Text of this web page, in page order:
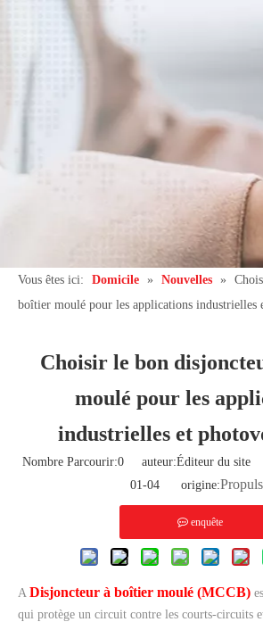
Vous êtes ici: Domicile » Nouvelles »
boîtier moulé pour les applications industrielles
Choisir le bon
moulé pour les
industrielles et
Nombre Parcourir:0 auteur:Éditeur du site
01-04 origine:
enquête
A Disjoncteur à boîtier moulé (MCCB)
qui protège un circuit contre les courts-circuits